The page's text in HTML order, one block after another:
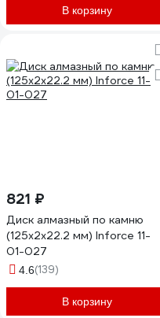
В корзину
821 ₽
Диск алмазный по камню
(125х2x22.2 мм) Inforce 11-
01-027
4.6(139)
В корзину